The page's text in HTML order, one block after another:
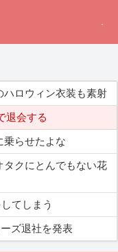
ハロウィン衣装も素射
退会する
乗らせたよな
タクにとんでもない花
てしまう
ズ退社を発表